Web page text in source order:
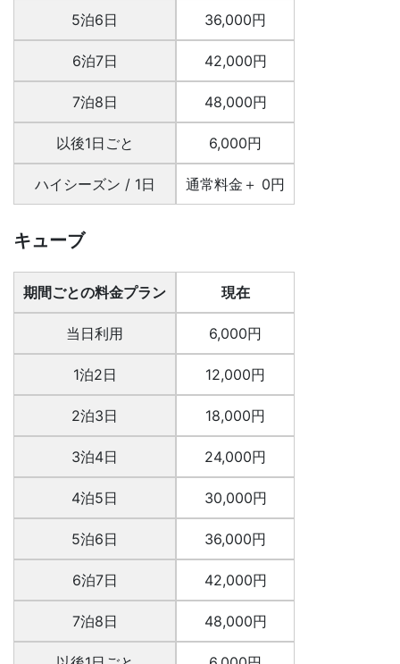
5泊6日
6泊7日
7泊8日
以後1日ごと
ハイシーズン / 1日
36,000円
42,000円
48,000円
6,000円
通常料金＋ 0円
キューブ
期間ごとの料金プラン
当日利用
1泊2日
2泊3日
3泊4日
4泊5日
5泊6日
6泊7日
7泊8日
現在
6,000円
12,000円
18,000円
24,000円
30,000円
36,000円
42,000円
48,000円